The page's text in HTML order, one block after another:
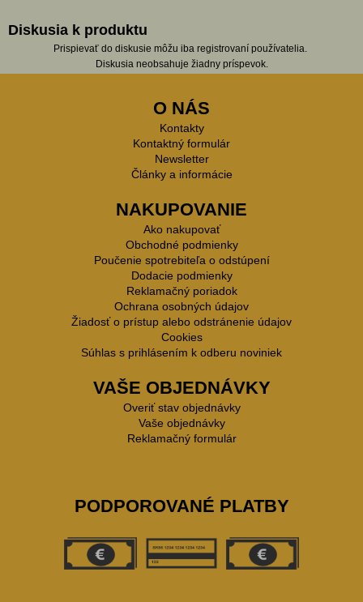
Diskusia k produktu
Prispievať do diskusie môžu iba registrovaní používatelia.
Diskusia neobsahuje žiadny príspevok.
O NÁS
Kontakty
Kontaktný formulár
Newsletter
Články a informácie
NAKUPOVANIE
Ako nakupovať
Obchodné podmienky
Poučenie spotrebiteľa o odstúpení
Dodacie podmienky
Reklamačný poriadok
Ochrana osobných údajov
Žiadosť o prístup alebo odstránenie údajov
Cookies
Súhlas s prihlásením k odberu noviniek
VAŠE OBJEDNÁVKY
Overiť stav objednávky
Vaše objednávky
Reklamačný formulár
PODPOROVANÉ PLATBY